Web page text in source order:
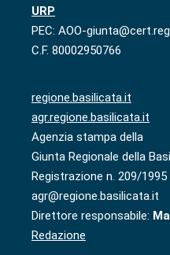
URP
PEC: AOO-
C.F. 80002950766
regione.basilicata.it
agr.regione.basilicata.it
Agenzia stampa della
Giunta Regionale della
Registrazione n. 209/
agr@regione.basilicata.it
Direttore responsabile:
Redazione